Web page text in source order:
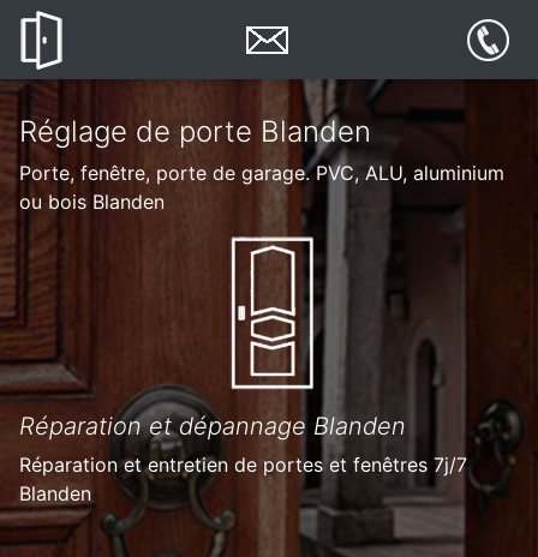
Réglage de porte Blanden
Porte, fenêtre, porte de garage. PVC, ALU, aluminium
ou bois Blanden
Réparation et dépannage Blanden
Réparation et entretien de portes et fenêtres 7j/7
Blanden